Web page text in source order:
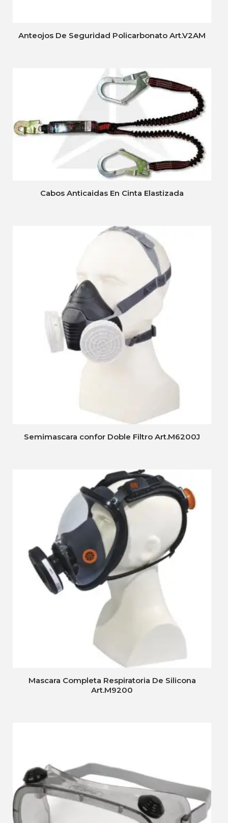
Anteojos De Seguridad Policarbonato Art.V2AM
Cabos Anticaidas En Cinta Elastizada
Semimascara confor Doble Filtro Art.M6200J
Mascara Completa Respiratoria De Silicona
Art.M9200